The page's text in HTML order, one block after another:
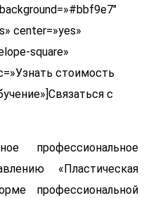
center=»yes»
square»
стоимость
с
профессиональное
«Пластическая
профессиональной